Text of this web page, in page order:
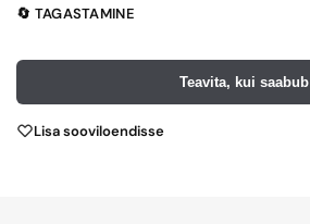
🔄 TAGASTAMINE
Teavita, kui saabub
Lisa sooviloendisse